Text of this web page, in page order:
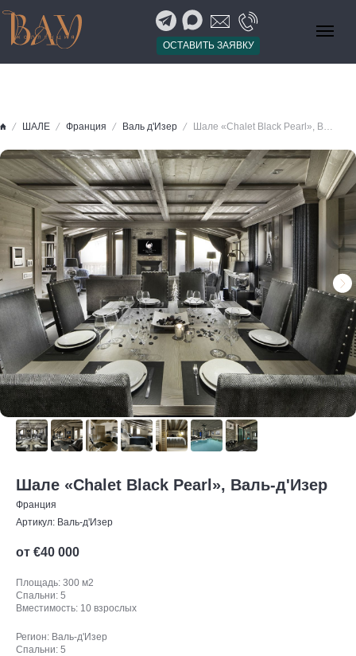
ОСТАВИТЬ ЗАЯВКУ
ШАЛЕ Франция Валь д'Изер Шале «Chalet Black Pearl», Валь-д'Изер
Шале «Chalet Black Pearl», Валь-д'Изер
Франция
Артикул: Валь-д'Изер
от €40 000
Площадь: 300 м2
Спальни: 5
Вместимость: 10 взрослых
Регион: Валь-д'Изер
Спальни: 5